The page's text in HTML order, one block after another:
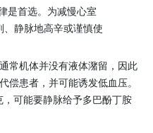
是首选。为减慢心室
静脉地高辛或谨慎使
常机体并没有液体潴留，因此
偿患者，并可能诱发低血压。
可能要静脉给予多巴酚丁胺